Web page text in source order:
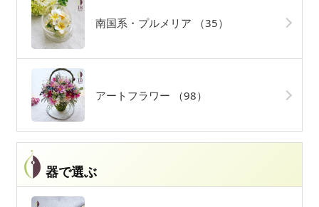
南国系・プルメリア （35）
アートフラワー （98）
器で選ぶ